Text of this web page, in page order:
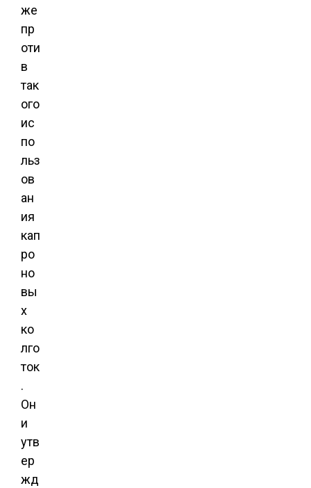
же
пр
оти
в
так
ого
ис
по
льз
ов
ан
ия
кап
ро
но
вы
х
ко
лго
ток
.
Он
и
утв
ер
жд